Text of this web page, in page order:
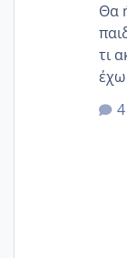
Θα
τι
έχω